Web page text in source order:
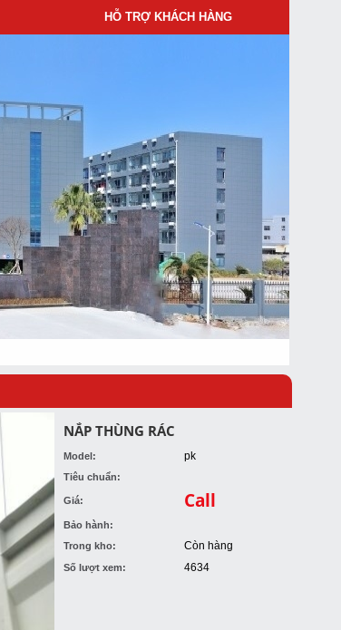
HỖ TRỢ KHÁCH HÀNG
NẮP THÙNG RÁC
Model: pk
Tiêu chuẩn:
Giá: Call
Bảo hành:
Trong kho:
Còn hàng
Số lượt xem: 4634